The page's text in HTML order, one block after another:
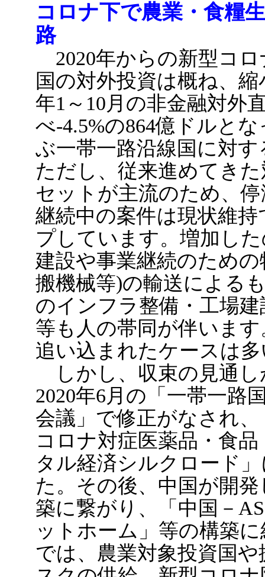
コロナ下で農業・食糧
路
2020年からの新型コ
国の対外投資は概ね、
年1～10月の非金融対外
べ-4.5%の864億ドルと
ぶ一帯一路沿線国に対
ただし、従来進めてき
セットが主流のため、
継続中の案件は現状維
プしています。増加し
建設や事業継続のため
搬機械等)の輸送による
のインフラ整備・工場
等も人の帯同が伴いま
追い込まれたケースは
しかし、収束の見通し
2020年6月の「一帯一路
会議」で修正がなされ
コロナ対症医薬品・食
タル経済シルクロード
た。その後、中国が開
築に繋がり、「中国－
ットホーム」等の構築
では、農業対象投資国